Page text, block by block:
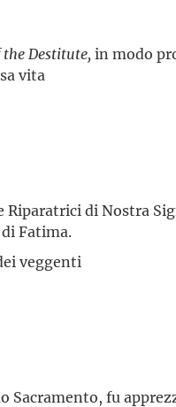
the Destitute, in modo
vita
Riparatrici di Nostra
Fatima.
veggenti
Sacramento, fu